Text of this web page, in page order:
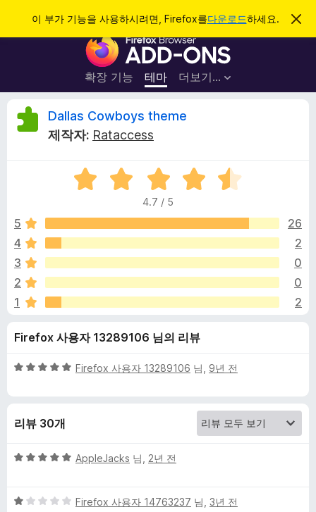
이 부가 기능을 사용하시려면, Firefox를다운로드하세요.
이
림
F
r
e
라
우
저
부
기
능
확장 기능 테마 더보기…
로그인
D
l
a
s
C
o
b
o
y
Dallas Cowboys theme
제작자: Rataccess
5
점
점
4
7
4.7 / 5
5
26
4
2
3
0
2
0
1
2
Firefox 사용자 13289106 님의 리뷰
5
에
점
Firefox 사용자 13289106 님, 9년 전
리뷰 30개
5
점
AppleJacks 님, 2년 전
5
Firefox 사용자 14763237 님, 3년 전